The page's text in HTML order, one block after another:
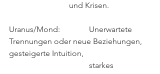
                          	und Krisen.
Uranus/Mond:      	Unerwartete
Trennungen oder neue Beziehungen,
gesteigerte Intuition,